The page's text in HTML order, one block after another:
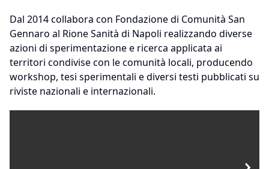
Dal 2014 collabora con Fondazione di Comunità San
Gennaro al Rione Sanità di Napoli realizzando diverse
azioni di sperimentazione e ricerca applicata ai
territori condivise con le comunità locali, producendo
workshop, tesi sperimentali e diversi testi pubblicati su
riviste nazionali e internazionali.